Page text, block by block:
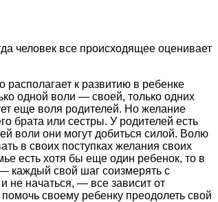
человек все происходящее оценивает
к развитию в ребенке
одной воли — своей, только одних
еще воля родителей. Но желание
брата или сестры. У родителей есть
воли они могут добиться силой. Волю
в своих поступках желания своих
есть хотя бы еще один ребенок, то в
каждый свой шаг соизмерять с
не начаться, — все зависит от
своему ребенку преодолеть свой